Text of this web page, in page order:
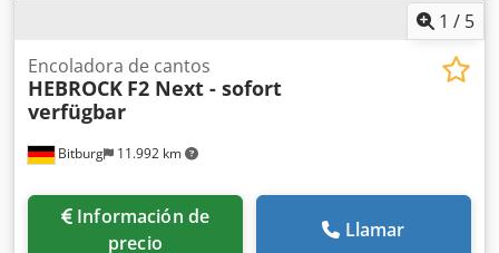
1 / 5
Bitburg 11.992 km
Encoladora de cantos
HEBROCK F2 Next - sofort
verfügbar
Información de
precio
Llamar